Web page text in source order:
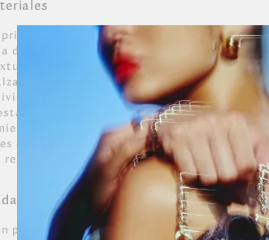
vacuno de procedencia italiana con
de mariposas MH, y los cueros
lisos y charolados que dan un
las icónicas mariposas.
de formas, colores y detalles hechos a
con mariposas morfo azul 100%
impermeable.
en zamac con acabados en color oro claro
representativos de la marca.
paño blanco limpio ligeramente húmedo.